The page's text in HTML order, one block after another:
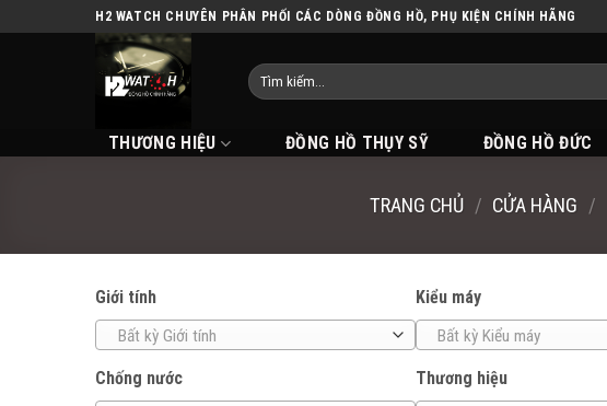
H2 WATCH CHUYÊN PHÂN PHỐI CÁC DÒNG ĐỒNG HỒ, PHỤ KIỆN CHÍNH HÃNG
THƯƠNG HIỆU ĐỒNG HỒ THỤY SỸ ĐỒNG HỒ ĐỨC
TRANG CHỦ / CỬA HÀNG /
Giới tính
Bất kỳ Giới tính
Kiểu máy
Bất kỳ Kiểu máy
Chống nước Thương hiệu